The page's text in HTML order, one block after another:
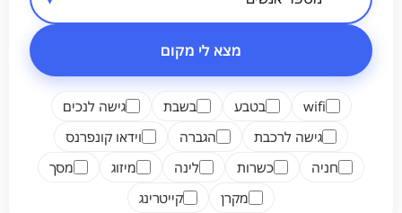
מצא לי מקום
wifi בטבע בשבת
גישה לנכים
גישה לרכבת
הגברה
וידאו קונפרנס
חניה
כשרות לינה מיזוג
מסך
מקרן
קייטרינג